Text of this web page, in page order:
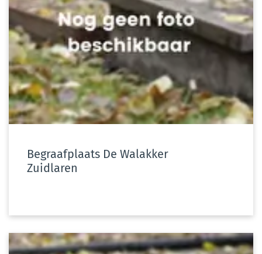
Begraafplaats De Walakker
Zuidlaren